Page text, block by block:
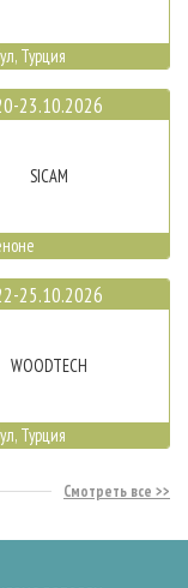
Турция
23.10.2026
SICAM
25.10.2026
WOODTECH
Турция
Смотреть все